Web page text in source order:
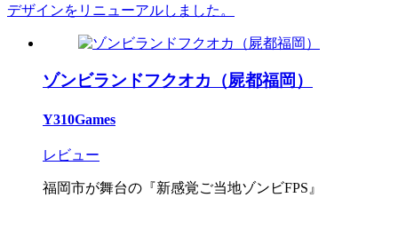
デザインをリニューアルしました。
ゾンビランドフクオカ（屍都福岡）
Y310Games
レビュー
福岡市が舞台の『新感覚ご当地ゾンビFPS』